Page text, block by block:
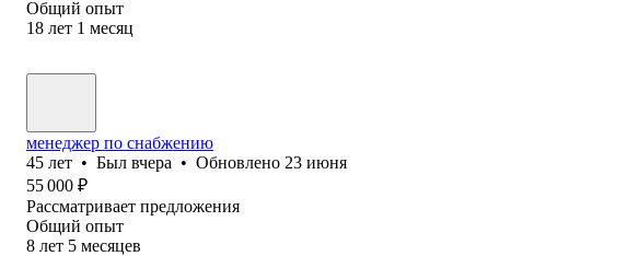
Общий опыт
18 лет 1 месяц
менеджер по снабжению
45 лет • Был вчера • Обновлено 23 июня
55 000 ₽
Рассматривает предложения
Общий опыт
8 лет 5 месяцев